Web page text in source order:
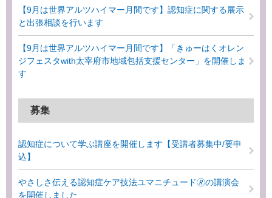
【9月は世界アルツハイマー月間です】認知症に関する展示
と出張相談を行います
【9月は世界アルツハイマー月間です】「きゅーはくオレン
ジフェスタwith太宰府市地域包括支援センター」を開催しま
す
募集
認知症について学ぶ講座を開催します【受講者募集中/要申
込】
やさしさ伝える認知症ケア技法ユマニチュード🄬の講演会
を開催しました